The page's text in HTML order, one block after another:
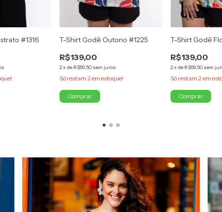
#1316 T-Shirt Godê Outono #1225
R$139,00
2x de R$69,50 sem juros
Só restam 2 em estoque!
Comprar
T-Shirt Godê
R$139,00
2xde R$69,50 sem
Só restam2 em
Comprar